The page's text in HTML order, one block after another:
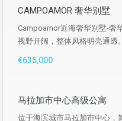
CAMPOAMOR 奢华别墅
Campoamor近海奢华别墅-奢
视野开阔，整体风格明亮通透
€635,000
马拉加市中心高级公寓
位于海滨城市马拉加市中心，